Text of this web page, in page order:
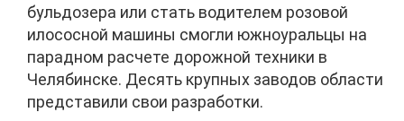
бульдозера или стать водителем розовой
илососной машины смогли южноуральцы на
парадном расчете дорожной техники в
Челябинске. Десять крупных заводов области
представили свои разработки.